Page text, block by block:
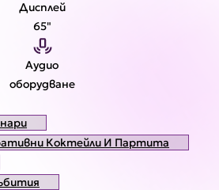
Дисплей
65"
Аудио
оборудване
Коктейли И Партита